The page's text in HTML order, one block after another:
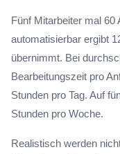
Fünf Mitarbeiter mal 60
automatisierbar ergibt
übernimmt. Bei
Bearbeitungszeit pro
Stunden pro Tag. Auf
Stunden pro Woche.
Realistisch werden